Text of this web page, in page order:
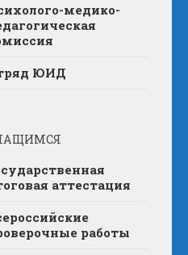
медико-
ЮИД
аттестация
работы